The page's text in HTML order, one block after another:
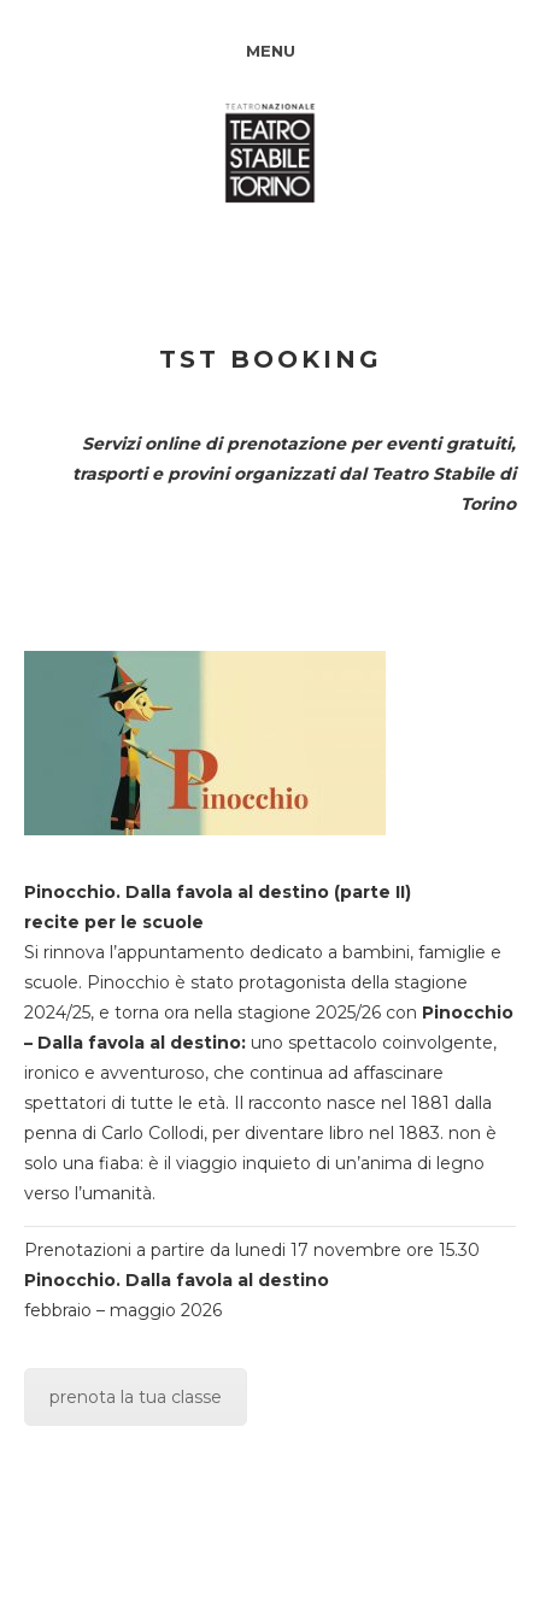
MENU
TST BOOKING
Servizi online di prenotazione per eventi gratuiti,
trasporti e provini organizzati dal Teatro Stabile di
Torino
Pinocchio. Dalla favola al destino (parte II)
recite per le scuole
Si rinnova l’appuntamento dedicato a bambini, famiglie e
scuole. Pinocchio è stato protagonista della stagione
2024/25, e torna ora nella stagione 2025/26 con Pinocchio
– Dalla favola al destino: uno spettacolo coinvolgente,
ironico e avventuroso, che continua ad affascinare
spettatori di tutte le età. Il racconto nasce nel 1881 dalla
penna di Carlo Collodi, per diventare libro nel 1883. non è
solo una fiaba: è il viaggio inquieto di un’anima di legno
verso l’umanità.
Prenotazioni a partire da lunedi 17 novembre ore 15.30
Pinocchio. Dalla favola al destino
febbraio – maggio 2026
prenota la tua classe